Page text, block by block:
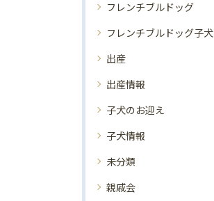
フレンチブルドッグ
フレンチブルドッグ子犬
出産
出産情報
子犬のお迎え
子犬情報
未分類
親戚会